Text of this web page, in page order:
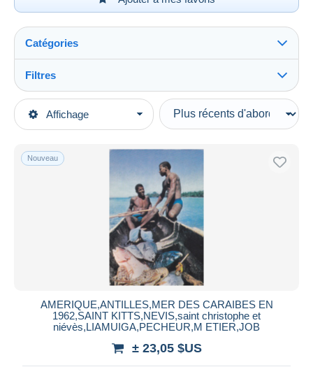
Affichage
Catégories
Catégories principales
Amérique
Saint-Christophe-et-Niévès
Filtres
Types de vente
En cours
Prix fixes
Enchères avec offres
Enchères sans offres
Maisons de vente
Toutes les durées
depuis
jours
Fermant
heures
Prix
Nouveau
AMERIQUE,ANTILLES,MER DES CARAIBES EN
1962,SAINT KITTS,NEVIS,saint christophe et
niévès,LIAMUIGA,PECHEUR,M ETIER,JOB
± 23,05 $US